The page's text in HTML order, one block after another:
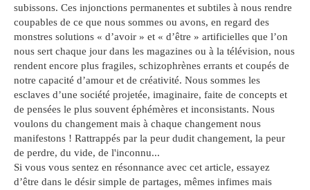
subissons. Ces injonctions permanentes et subtiles à nous rendre
coupables de ce que nous sommes ou avons, en regard des
monstres solutions « d’avoir » et « d’être » artificielles que l’on
nous sert chaque jour dans les magazines ou à la télévision, nous
rendent encore plus fragiles, schizophrènes errants et coupés de
notre capacité d’amour et de créativité. Nous sommes les
esclaves d’une société projetée, imaginaire, faite de concepts et
de pensées le plus souvent éphémères et inconsistants. Nous
voulons du changement mais à chaque changement nous
manifestons ! Rattrappés par la peur dudit changement, la peur
de perdre, du vide, de l'inconnu...
Si vous vous sentez en résonnance avec cet article, essayez
d’être dans le désir simple de partages, mêmes infimes mais